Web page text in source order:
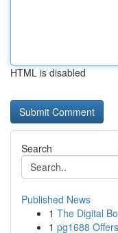
HTML is disabled
Search
Published News
1 The Digital
1 pg1688